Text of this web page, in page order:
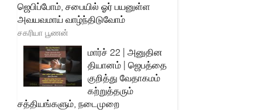
ஜெபிப்போம், சபையில் ஓர் பயனுள்ள
அவயவமாய் வாழ்ந்திடுவோம்
சகரியா பூணன்
மார்ச் 22 | அனுதின
தியானம் | ஜெபத்தை
குறித்து வேதாகமம்
கற்றுத்தரும்
சத்தியங்களும், நடைமுறை